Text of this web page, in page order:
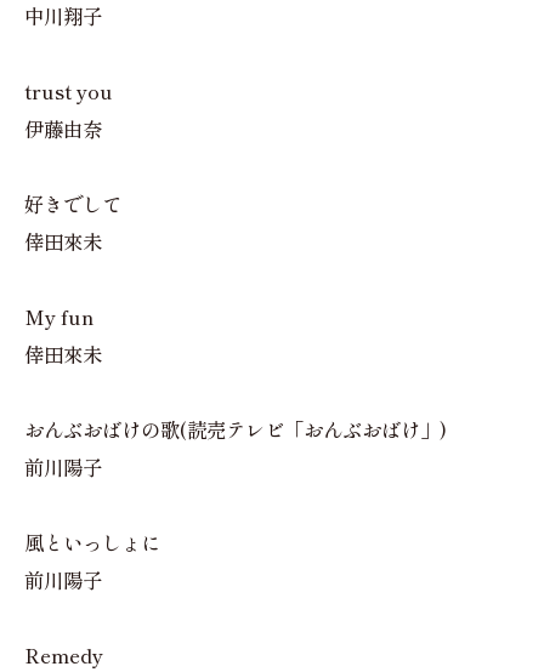
中川翔子
trust you
伊藤由奈
好きでして
倖田來未
My fun
倖田來未
おんぶおばけの歌(読売テレビ「おんぶおばけ」)
前川陽子
風といっしょに
前川陽子
Remedy